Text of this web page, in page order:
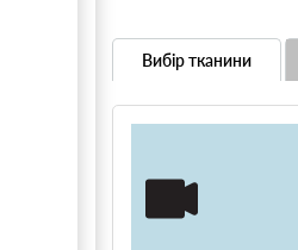
Вибір тканини